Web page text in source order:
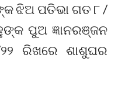
ଝିଅ ପତିଭା ଗତ ୮ /
ପୁଅ ଜ୍ଞାନରଞ୍ଜନ
ରିଖରେ ଶାଶୁଘର